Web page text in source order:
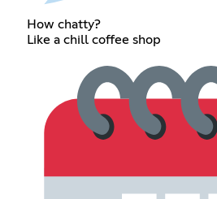
How chatty?
Like a chill coffee shop